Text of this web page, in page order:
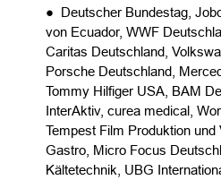
● Deutscher Bundestag,
von Ecuador, WWF
Caritas Deutschland,
Porsche Deutschland,
Tommy Hilfiger USA, BAM
InterAktiv, curea medical,
Tempest Film Produktion
Gastro, Micro Focus
Kältetechnik, UBG